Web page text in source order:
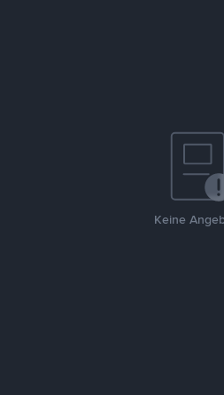
Keine